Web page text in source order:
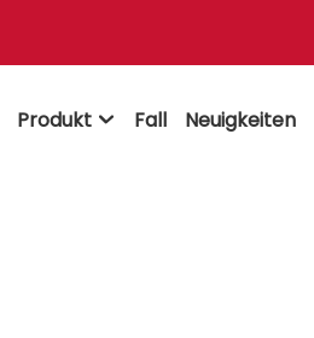
Produkt  Fall Neuigkeiten